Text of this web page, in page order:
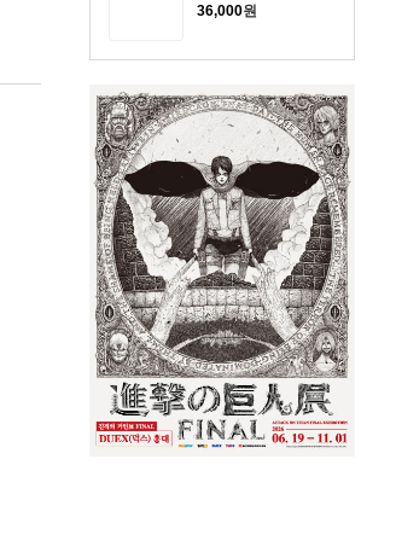
36,000원